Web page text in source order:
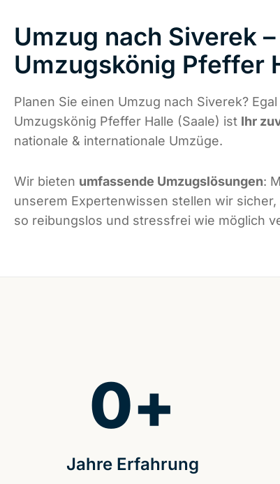
Umzug nach Siverek
Umzugskönig Pfeffer
Planen Sie einen Umzug nach Siverek?
Umzugskönig Pfeffer Halle (Saale) ist Ihr
nationale & internationale Umzüge.
Wir bieten umfassende Umzugslösungen:
unserem Expertenwissen stellen wir
so reibungslos und stressfrei wie möglich
Jahre Erfahrung
0+